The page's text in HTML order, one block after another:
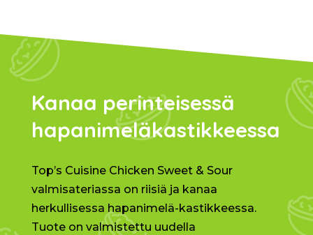
Kanaa perinteisessä
hapanimeläkastikkeessa
Top’s Cuisine Chicken Sweet & Sour
valmisateriassa on riisiä ja kanaa
herkullisessa hapanimelä-kastikkeessa.
Tuote on valmistettu uudella